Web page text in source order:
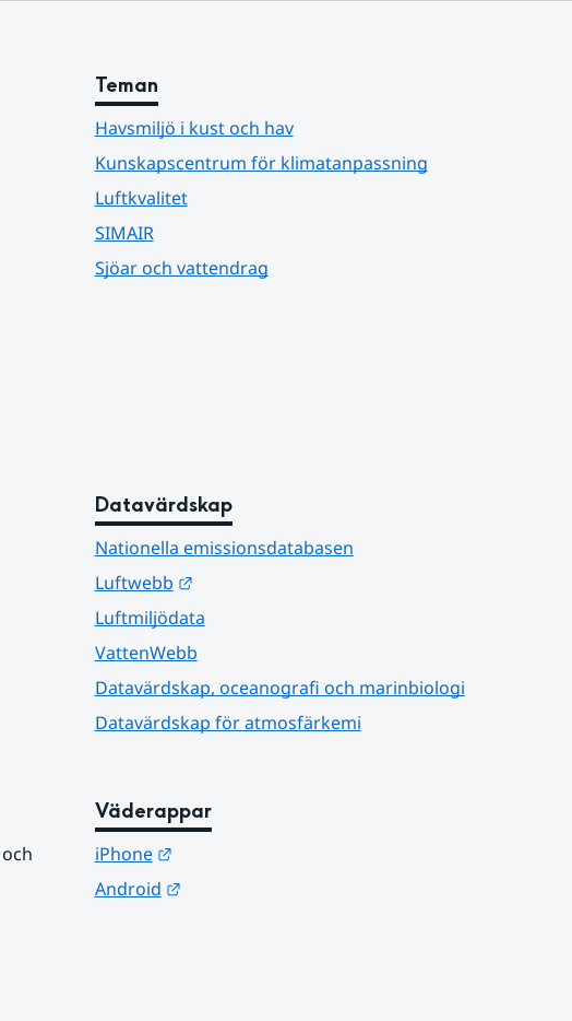
Teman
Havsmiljö i kust och hav
Kunskapscentrum för klimatanpassning
Luftkvalitet
SIMAIR
Sjöar och vattendrag
Datavärdskap
Nationella emissionsdatabasen
Luftwebb
Länk till annan webbplats.
Luftmiljödata
VattenWebb
Datavärdskap, oceanografi och marinbiologi
Datavärdskap för atmosfärkemi
Väderappar
iPhone
Länk till annan webbplats.
Android
Länk till annan webbplats.